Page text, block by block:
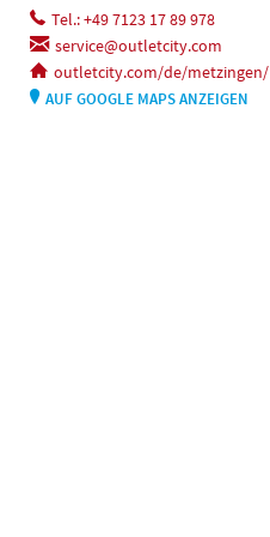
Tel.: +49 7123 17 89 978
service@outletcity.com
outletcity.com/de/metzingen/
AUF GOOGLE MAPS ANZEIGEN